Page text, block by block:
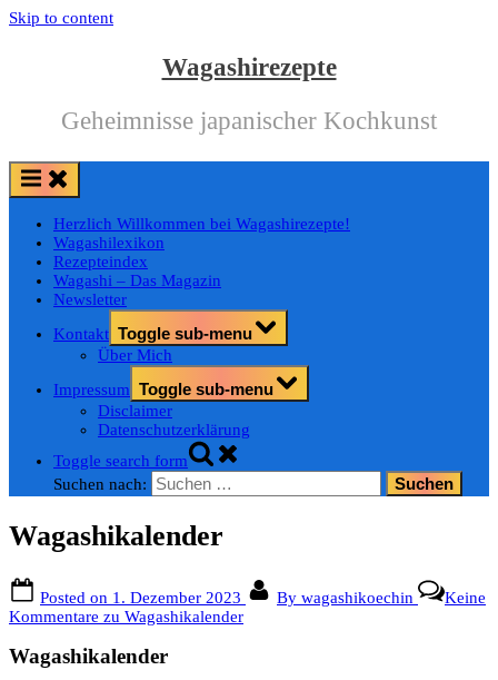
Skip to content
Wagashirezepte
Geheimnisse japanischer Kochkunst
Herzlich Willkommen bei Wagashirezepte!
Wagashilexikon
Rezepteindex
Wagashi – Das Magazin
Newsletter
Kontakt Toggle sub-menu
Über Mich
Impressum Toggle sub-menu
Disclaimer
Datenschutzerklärung
Toggle search form
Suchen nach:
Wagashikalender
Posted on 1. Dezember 2023 By wagashikoechin
Keine
Kommentare zu Wagashikalender
Wagashikalender